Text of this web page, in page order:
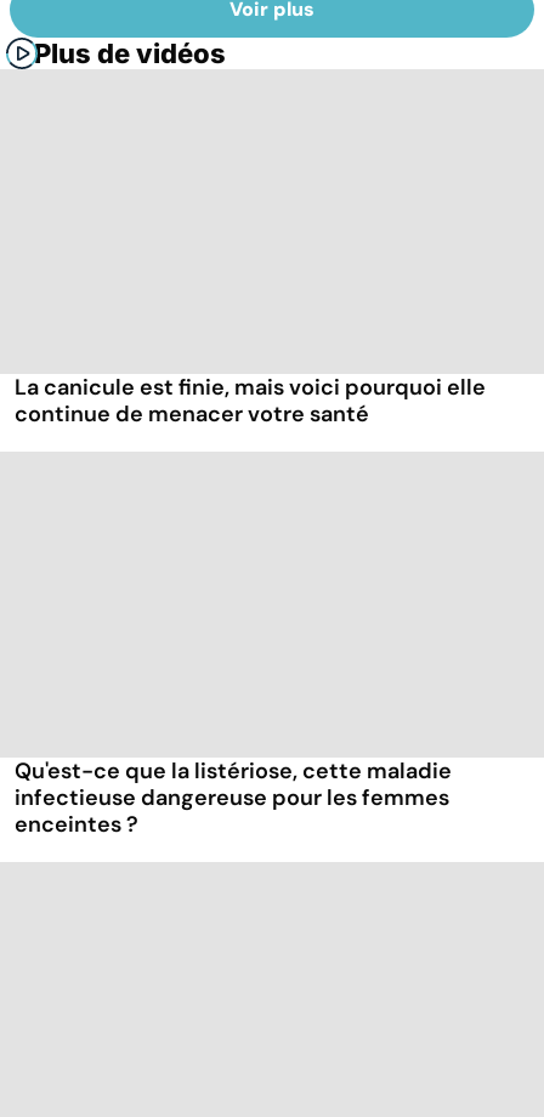
Voir plus
Plus de vidéos
La canicule est finie, mais voici pourquoi elle
continue de menacer votre santé
Qu'est-ce que la listériose, cette maladie
infectieuse dangereuse pour les femmes
enceintes ?